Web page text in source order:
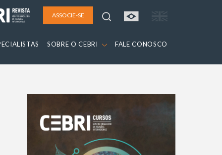
ASSOCIE-SE
SOBRE O CEBRI FALE CONOSCO